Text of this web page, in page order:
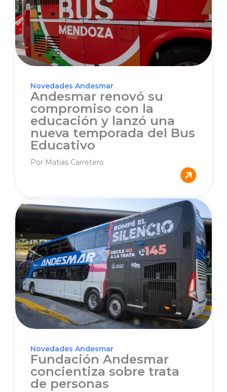
Novedades Andesmar
Andesmar renovó su
compromiso con la
educación y lanzó una
nueva temporada del Bus
Educativo
Por Matias Carretero
Novedades Andesmar
Fundación Andesmar
concientiza sobre trata
de personas